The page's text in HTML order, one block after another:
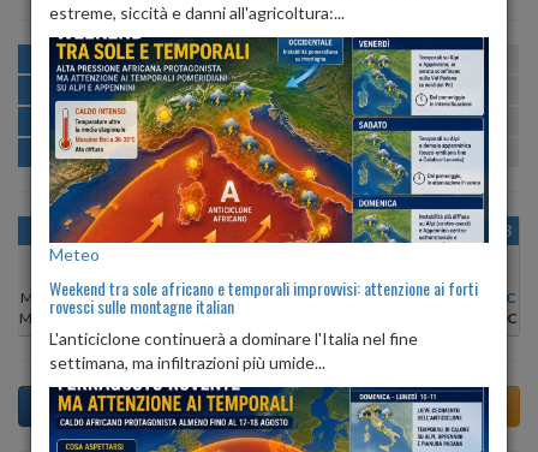
MATTINA min:15º max:21º U:70%
POMERIGGIO min:22º max:23º U:63%
SERA min:18º max:23º U:67%-97%
NOTTE min:15º max:18º U:96%
OGGI
Min: 16°C
Max:22°C
SAB 08
Min: 15°C
Max:21°C
DOM 09
Min:14°C
Max: 23°C
LUN 10
Min:16°C
MAR 11
Min:16°C
MER 12
Min:16°C
GIO 13
Min:
16°C
24°C
estreme, siccità e danni all'agricoltura:...
Meteo
Weekend tra sole africano e temporali improvvisi: attenzione ai forti
rovesci sulle montagne italian
L'anticiclone continuerà a dominare l'Italia nel fine
settimana, ma infiltrazioni più umide...